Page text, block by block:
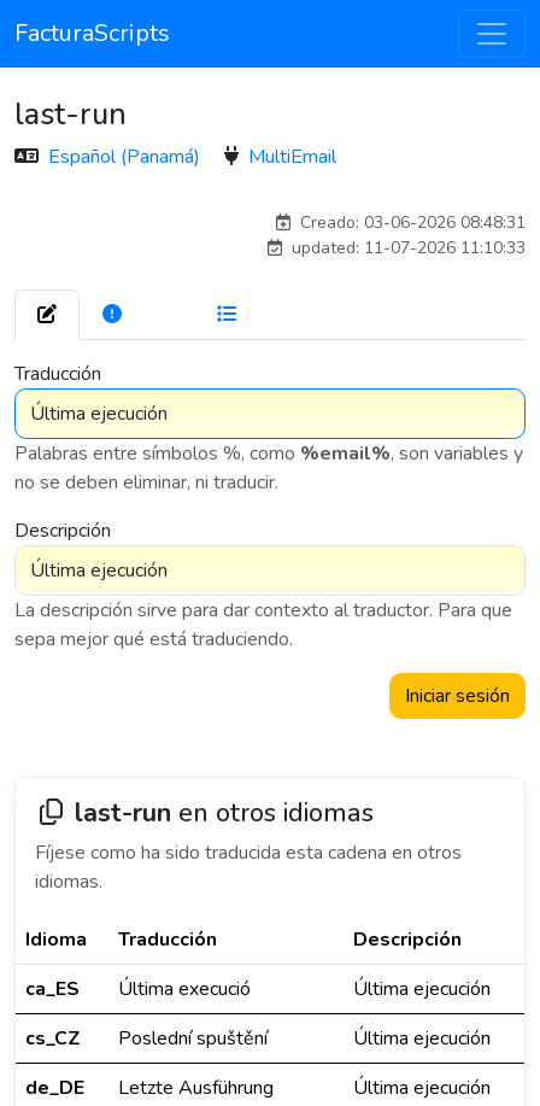
FacturaScripts
last-run
Español (Panamá) MultiEmail
Creado: 03-06-2026 08:48:31
updated: 11-07-2026 11:10:33
Traducción
Palabras entre símbolos %, como %email%, son variables y
no se deben eliminar, ni traducir.
Descripción
La descripción sirve para dar contexto al traductor. Para que
sepa mejor qué está traduciendo.
Iniciar sesión
last-run en otros idiomas
Fíjese como ha sido traducida esta cadena en otros
idiomas.
Idioma Traducción
Descripción
ca_ES
Última execució
Última ejecución
cs_CZ
Poslední spuštění
Última ejecución
de_DE
Letzte Ausführung
Última ejecución